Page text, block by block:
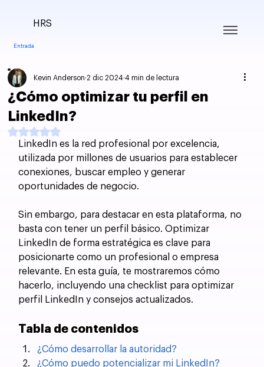
Entrada
HRS
¿Cómo optimizar tu perfil en
LinkedIn?
Kevin Anderson 2 dic 2024 4 min de lectura
Obtuvo NaN de 5 estrellas.
LinkedIn es la red profesional por excelencia,
utilizada por millones de usuarios para establecer
conexiones, buscar empleo y generar
oportunidades de negocio.
Sin embargo, para destacar en esta plataforma, no
basta con tener un perfil básico. Optimizar
LinkedIn de forma estratégica es clave para
posicionarte como un profesional o empresa
relevante. En esta guía, te mostraremos cómo
hacerlo, incluyendo una checklist para optimizar
perfil LinkedIn y consejos actualizados.
Tabla de contenidos
¿Cómo desarrollar la autoridad?
¿Cómo puedo potencializar mi LinkedIn?